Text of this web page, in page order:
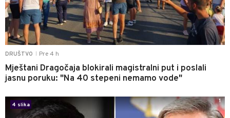
DRUŠTVO Pre 4 h
Mještani Dragočaja blokirali magistralni put i poslali
jasnu poruku: "Na 40 stepeni nemamo vode"
4 slika
1